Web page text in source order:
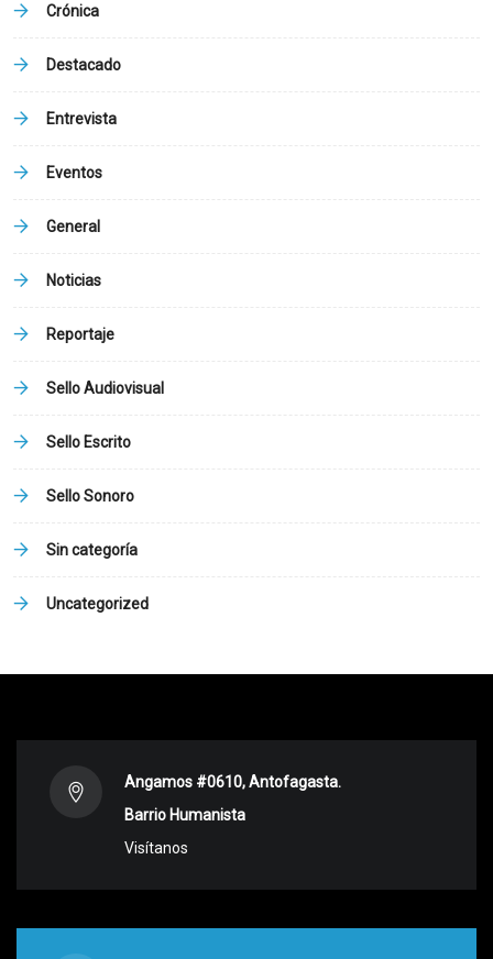
Crónica
Destacado
Entrevista
Eventos
General
Noticias
Reportaje
Sello Audiovisual
Sello Escrito
Sello Sonoro
Sin categoría
Uncategorized
Angamos #0610, Antofagasta.
Barrio Humanista
Visítanos